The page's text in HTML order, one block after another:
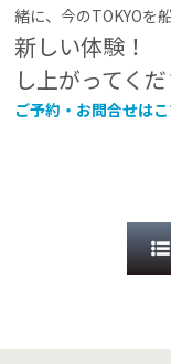
緒に、今のTOKYOを
新しい体験！
し上がってくだ
ご予約・お問合せは